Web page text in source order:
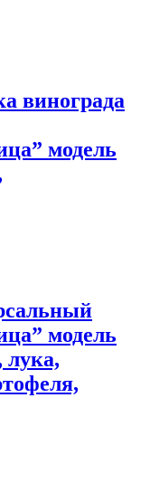
винограда
модель
модель